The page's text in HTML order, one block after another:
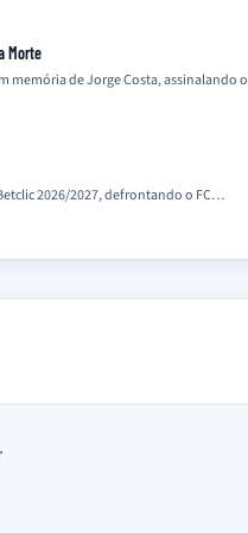
Morte
memória de Jorge Costa, assinalando o
2026/2027, defrontando o FC…